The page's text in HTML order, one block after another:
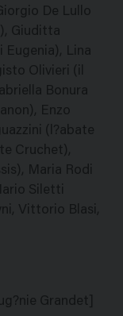
De Lullo
Giuditta
Eugenia), Lina
Olivieri (il
Bonura
Enzo
(l?abate
Cruchet),
Maria Rodi
Siletti
Vittorio Blasi,
Grandet]